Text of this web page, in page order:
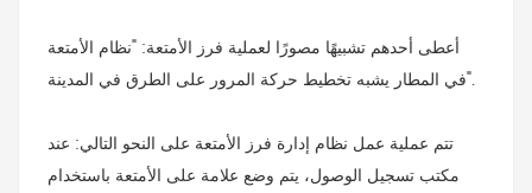
أعطى أحدهم تشبيهًا مصورًا لعملية فرز الأمتعة: "نظام الأمتعة
في المطار يشبه تخطيط حركة المرور على الطرق في المدينة".
تتم عملية عمل نظام إدارة فرز الأمتعة على النحو التالي: عند
مكتب تسجيل الوصول، يتم وضع علامة على الأمتعة باستخدام